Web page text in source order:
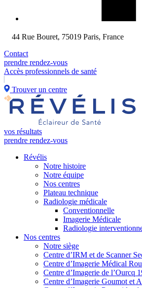
44 Rue Bouret, 75019 Paris, France
Contact
prendre rendez-vous
Accès professionnels de santé
Trouver un centre
vos résultats
prendre rendez-vous
Révélis
Notre histoire
Notre équipe
Nos centres
Plateau technique
Radiologie médicale
Conventionnelle
Imagerie Médicale
Radiologie
Nos centres
Notre siège
Centre d’IRM et de Scanner
Centre d’Imagerie Médical
Centre d’Imagerie de l’Ourcq
Centre d’Imagerie Goumot et